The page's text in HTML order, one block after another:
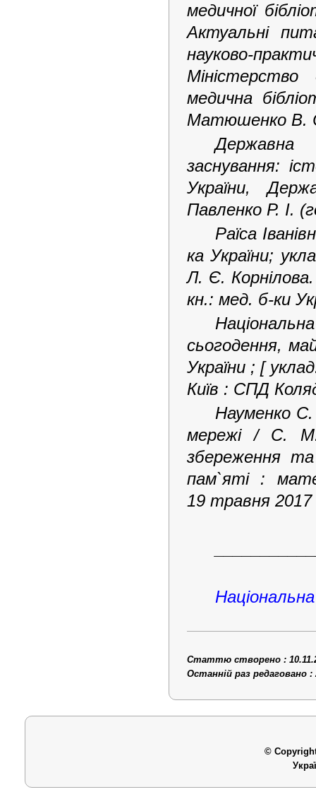
медичної
Актуальні
науково-
Міністерство
медична
Матюшенко В.
Державна
заснування:
України,
Павленко Р. І.
Раїса
ка України;
Л. Є.
кн.: мед. б-ки
сьогодення,
України ; [
Київ : СПД
Науменко С.
мережі / С. М.
збереження та
пам`яті :
19 травня 2017
Статтю створено :
Останній раз редаговано :
©